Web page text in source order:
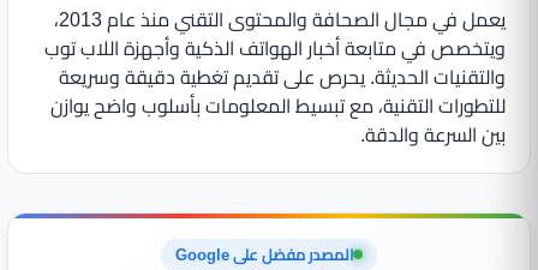
يعمل في مجال الصحافة والمحتوى التقني منذ عام 2013،
ويتخصص في متابعة أخبار الهواتف الذكية وأجهزة اللاب توب
والتقنيات الحديثة. يحرص على تقديم تغطية دقيقة وسريعة
للتطورات التقنية، مع تبسيط المعلومات بأسلوب واضح يوازن
بين السرعة والدقة.
المصدر مفضل على Google